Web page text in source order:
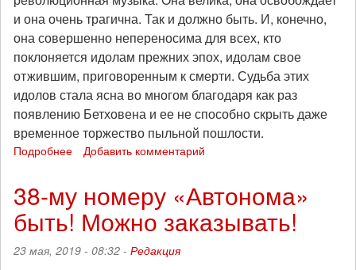
и она очень трагична. Так и должно быть. И, конечно,
она совершенно непереносима для всех, кто
поклоняется идолам прежних эпох, идолам свое
отжившим, приговоренным к смерти. Судьба этих
идолов стала ясна во многом благодаря как раз
появлению Бетховена и ее не способно скрыть даже
временное торжество пыльной пошлости.
Подробнее
Бетховен
Добавить комментарий
38-му номеру «Автонома»
быть! Можно заказывать!
23 мая, 2019 - 08:32 - Редакция